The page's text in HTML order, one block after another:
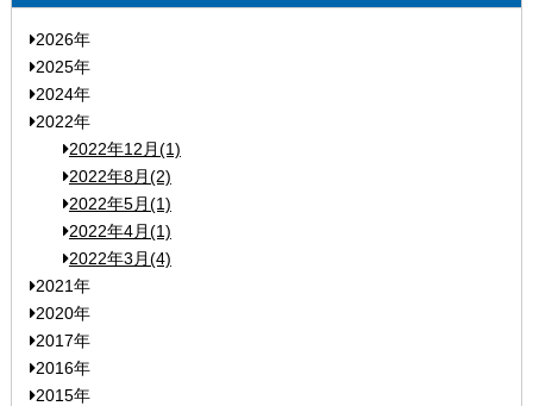
2026年
2025年
2024年
2022年
2022年12月(1)
2022年8月(2)
2022年5月(1)
2022年4月(1)
2022年3月(4)
2021年
2020年
2017年
2016年
2015年